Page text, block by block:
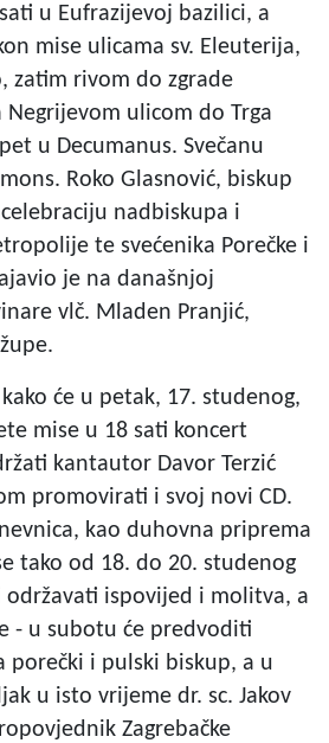
u Eufrazijevoj bazilici, a
mise ulicama sv. Eleuterija,
zatim rivom do zgrade
Negrijevom ulicom do Trga
u Decumanus. Svečanu
Roko Glasnović, biskup
nadbiskupa i
te svećenika Porečke i
je na današnjoj
vlč. Mladen Pranjić,
će u petak, 17. studenog,
mise u 18 sati koncert
kantautor Davor Terzić
promovirati i svoj novi CD.
kao duhovna priprema
tako od 18. do 20. studenog
održavati ispovijed i molitva, a
- u subotu će predvoditi
porečki i pulski biskup, a u
u isto vrijeme dr. sc. Jakov
Zagrebačke